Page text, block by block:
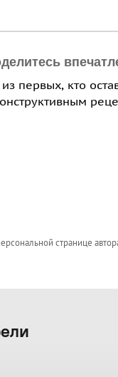
первых, кто
странице